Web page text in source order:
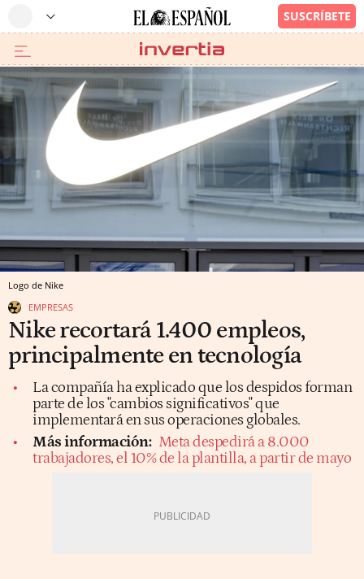
Logo de Nike
EMPRESAS
Nike recortará 1.400 empleos,
principalmente en tecnología
La compañía ha explicado que los despidos forman
parte de los "cambios significativos" que
implementará en sus operaciones globales.
Más información: Meta despedirá a 8.000
trabajadores, el 10% de la plantilla, a partir de mayo